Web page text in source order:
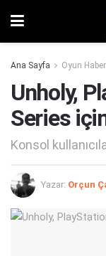
Ana Sayfa Oyun
Unholy,
Series
Konsol
Yazar: Orçun